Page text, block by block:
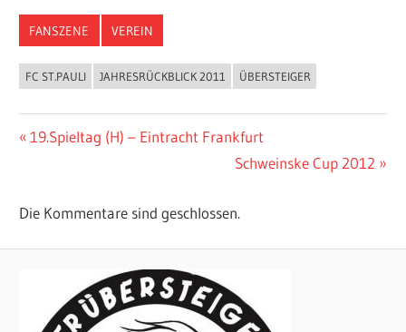
FANSZENE VEREIN
FC ST.PAULI JAHRESRÜCKBLICK 2011 ÜBERSTEIGER
Beitragsnavigation
Vorheriger
19.Spieltag (H) – Eintracht Frankfurt
Nächster
Schweinske Cup 2012
Die Kommentare sind geschlossen.